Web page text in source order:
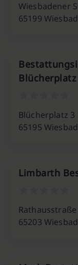
Wiesbadener
65199
Blücherplatz
Blücherplatz 3
65195
Limbarth
Rathausstraße
65203